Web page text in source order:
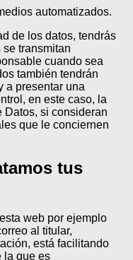
automatizados.
de los datos, tendrás
transmitan
cuando sea
también tendrán
a presentar una
en este caso, la
si consideran
que le conciernen
tus
web por ejemplo
al titular,
está facilitando
la que es